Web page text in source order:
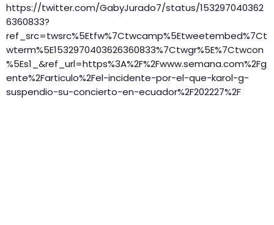
https://twitter.com/GabyJurado7/status/153297040362
6360833?
ref_src=twsrc%5Etfw%7Ctwcamp%5Etweetembed%7Ct
wterm%5E1532970403626360833%7Ctwgr%5E%7Ctwcon
%5Es1_&ref_url=https%3A%2F%2Fwww.semana.com%2Fg
ente%2Farticulo%2Fel-incidente-por-el-que-karol-g-
suspendio-su-concierto-en-ecuador%2F202227%2F